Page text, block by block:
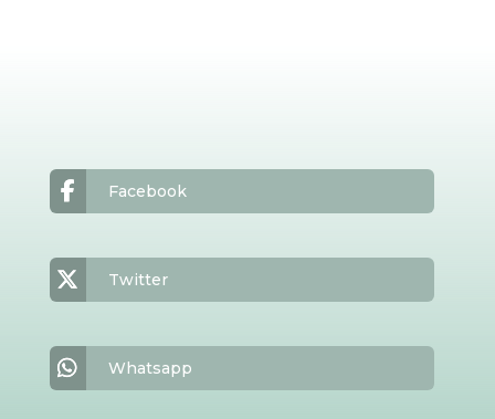
Facebook
Twitter
Whatsapp